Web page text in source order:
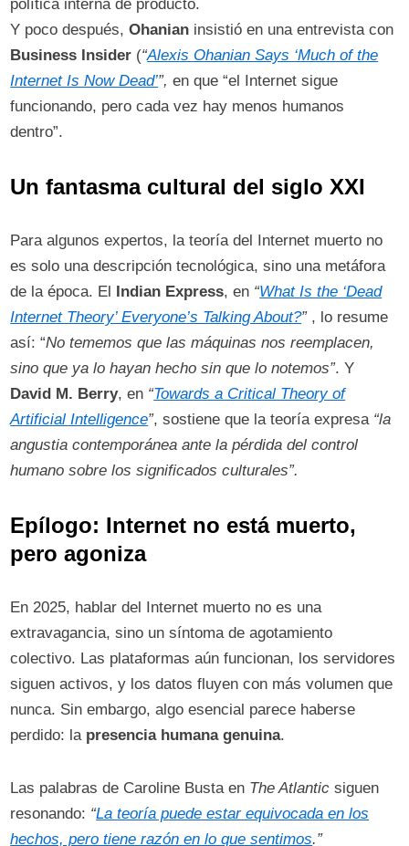
política interna de producto.
Y poco después,Ohanian insistió en una entrevista con
Business Insider (“Alexis Ohanian Says ‘Much of the
Internet Is Now Dead’”, en que “el Internet sigue
funcionando, pero cada vez hay menos humanos
dentro”. ​
Un fantasma cultural del siglo XXI
Para algunos expertos, la teoría del Internet muerto no
es solo una descripción tecnológica, sino una metáfora
de la época. El Indian Express, en “What Is the ‘Dead
Internet Theory’ Everyone’s Talking About?”, lo resume
así: “No tememos que las máquinas nos reemplacen,
sino que ya lo hayan hecho sin que lo notemos”. ​Y
David M. Berry, en “Towards a Critical Theory of
Artificial Intelligence”, sostiene que la teoría expresa “la
angustia contemporánea ante la pérdida del control
humano sobre los significados culturales”.
Epílogo: Internet no está muerto,
pero agoniza
En 2025, hablar del Internet muerto no es una
extravagancia, sino un síntoma de agotamiento
colectivo. Las plataformas aún funcionan, los servidores
siguen activos, y los datos fluyen con más volumen que
nunca. Sin embargo, algo esencial parece haberse
perdido: la presencia humana genuina.
Las palabras de Caroline Busta en The Atlantic siguen
resonando: “La teoría puede estar equivocada en los
hechos, pero tiene razón en lo que sentimos.”